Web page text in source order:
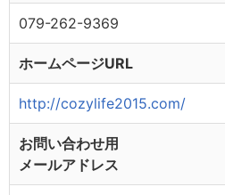
079-262-9369
ホームページURL
http://cozylife2015.com/
お問い合わせ用
メールアドレス